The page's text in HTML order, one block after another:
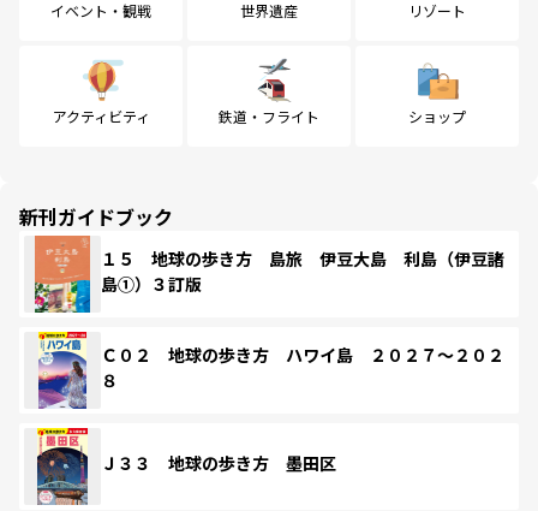
イベント・観戦 世界遺産 リゾート
アクティビティ 鉄道・フライト ショップ
新刊ガイドブック
１５ 地球の歩き方 島旅 伊豆大島 利島（伊豆諸
島①）３訂版
Ｃ０２ 地球の歩き方 ハワイ島 ２０２７～２０２
８
Ｊ３３ 地球の歩き方 墨田区